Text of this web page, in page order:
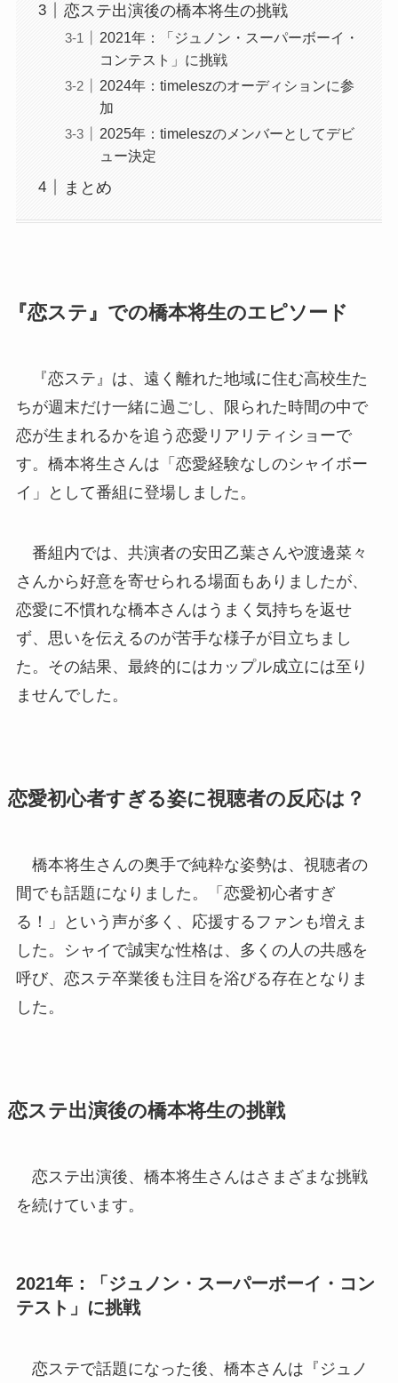
恋ステ出演後の橋本将生の挑戦
2021年：「ジュノン・スーパーボーイ・
コンテスト」に挑戦
2024年：timeleszのオーディションに参
加
2025年：timeleszのメンバーとしてデビ
ュー決定
まとめ
『恋ステ』での橋本将生のエピソード
『恋ステ』は、遠く離れた地域に住む高校生た
ちが週末だけ一緒に過ごし、限られた時間の中で
恋が生まれるかを追う恋愛リアリティショーで
す。橋本将生さんは「恋愛経験なしのシャイボー
イ」として番組に登場しました。
番組内では、共演者の安田乙葉さんや渡邊菜々
さんから好意を寄せられる場面もありましたが、
恋愛に不慣れな橋本さんはうまく気持ちを返せ
ず、思いを伝えるのが苦手な様子が目立ちまし
た。その結果、最終的にはカップル成立には至り
ませんでした。
恋愛初心者すぎる姿に視聴者の反応は？
橋本将生さんの奥手で純粋な姿勢は、視聴者の
間でも話題になりました。「恋愛初心者すぎ
る！」という声が多く、応援するファンも増えま
した。シャイで誠実な性格は、多くの人の共感を
呼び、恋ステ卒業後も注目を浴びる存在となりま
した。
恋ステ出演後の橋本将生の挑戦
恋ステ出演後、橋本将生さんはさまざまな挑戦
を続けています。
2021年：「ジュノン・スーパーボーイ・コン
テスト」に挑戦
恋ステで話題になった後、橋本さんは『ジュノ